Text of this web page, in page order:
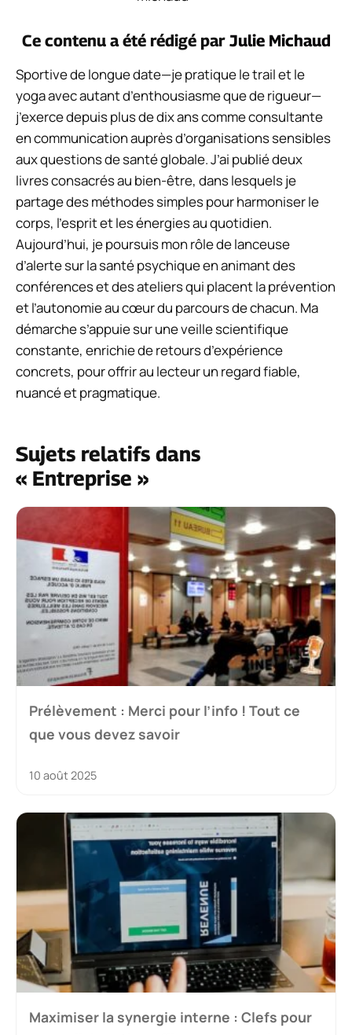
Ce contenu a été rédigé par Julie Michaud
Sportive de longue date—je pratique le trail et le
yoga avec autant d’enthousiasme que de rigueur—
j’exerce depuis plus de dix ans comme consultante
en communication auprès d’organisations sensibles
aux questions de santé globale. J’ai publié deux
livres consacrés au bien-être, dans lesquels je
partage des méthodes simples pour harmoniser le
corps, l’esprit et les énergies au quotidien.
Aujourd’hui, je poursuis mon rôle de lanceuse
d’alerte sur la santé psychique en animant des
conférences et des ateliers qui placent la prévention
et l’autonomie au cœur du parcours de chacun. Ma
démarche s’appuie sur une veille scientifique
constante, enrichie de retours d’expérience
concrets, pour offrir au lecteur un regard fiable,
nuancé et pragmatique.
Sujets relatifs dans
« Entreprise »
Prélèvement : Merci pour l’info ! Tout ce
que vous devez savoir
10 août 2025
Maximiser la synergie interne : Clefs pour